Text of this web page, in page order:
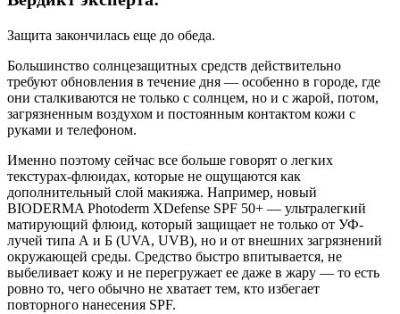
Защита закончилась еще до обеда.
Большинство солнцезащитных средств действительно
требуют обновления в течение дня — особенно в городе, где
они сталкиваются не только с солнцем, но и с жарой, потом,
загрязненным воздухом и постоянным контактом кожи с
руками и телефоном.
Именно поэтому сейчас все больше говорят о легких
текстурах-флюидах, которые не ощущаются как
дополнительный слой макияжа. Например, новый
BIODERMA Photoderm XDefense SPF 50+ — ультралегкий
матирующий флюид, который защищает не только от УФ-
лучей типа А и Б (UVA, UVB), но и от внешних загрязнений
окружающей среды. Средство быстро впитывается, не
выбеливает кожу и не перегружает ее даже в жару — то есть
ровно то, чего обычно не хватает тем, кто избегает
повторного нанесения SPF.